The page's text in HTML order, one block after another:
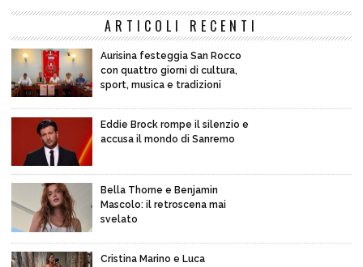
ARTICOLI RECENTI
Aurisina festeggia San Rocco
con quattro giorni di cultura,
sport, musica e tradizioni
Eddie Brock rompe il silenzio e
accusa il mondo di Sanremo
Bella Thorne e Benjamin
Mascolo: il retroscena mai
svelato
Cristina Marino e Luca